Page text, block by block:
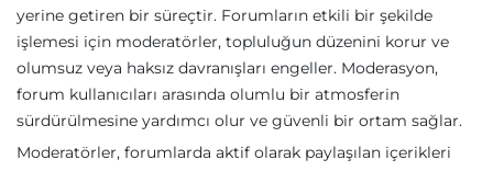
yerine getiren bir süreçtir. Forumların etkili bir şekilde
işlemesi için moderatörler, topluluğun düzenini korur ve
olumsuz veya haksız davranışları engeller. Moderasyon,
forum kullanıcıları arasında olumlu bir atmosferin
sürdürülmesine yardımcı olur ve güvenli bir ortam sağlar.
Moderatörler, forumlarda aktif olarak paylaşılan içerikleri